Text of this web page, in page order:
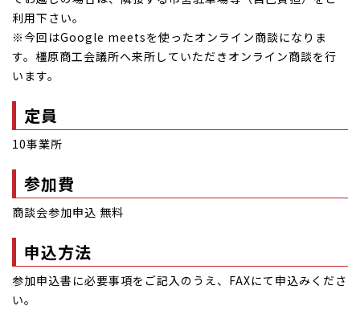
利用下さい。
※今回はGoogle meetsを使ったオンライン商談になりま
す。橿原商工会議所へ来所していただきオンライン商談を行
います。
定員
10事業所
参加費
商談会参加申込 無料
申込方法
参加申込書に必要事項をご記入のうえ、FAXにて申込みくださ
い。